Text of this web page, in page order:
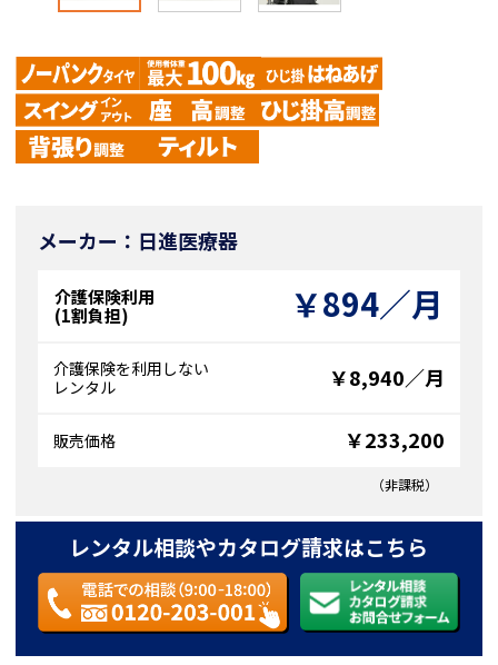
メーカー：日進医療器
介護保険利用
(1割負担)
￥894／月
介護保険を利用しない
レンタル
￥8,940／月
販売価格 ￥233,200
（非課税）
レンタル相談やカタログ請求はこちら